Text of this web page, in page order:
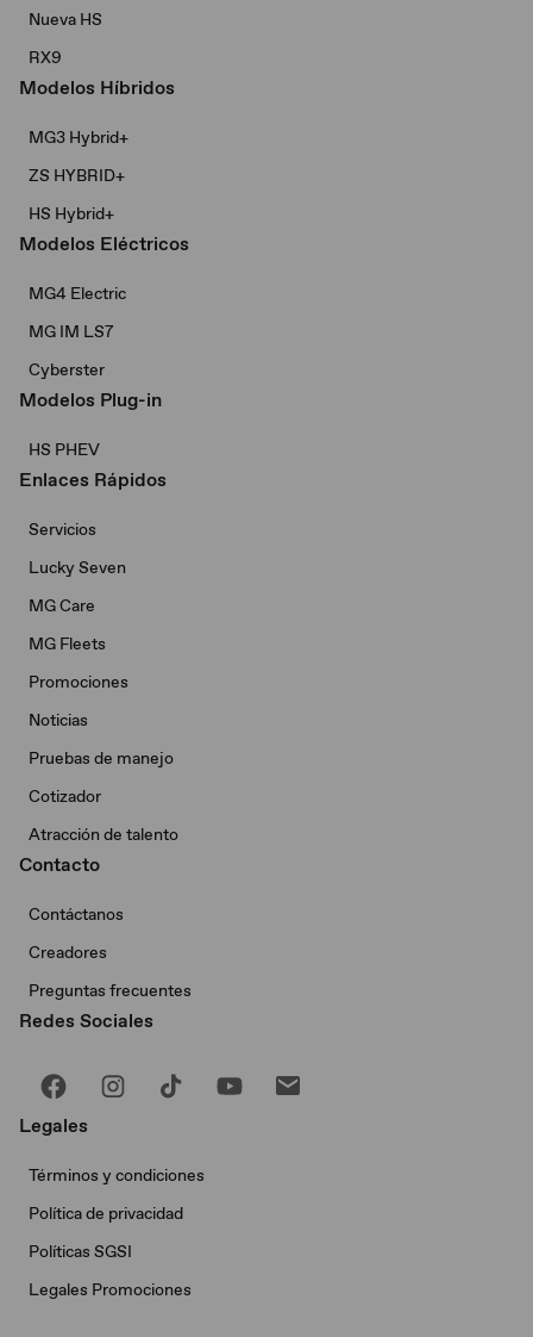
Nueva HS
RX9
Modelos Híbridos
MG3 Hybrid+​
ZS HYBRID+
HS Hybrid+
Modelos Eléctricos
MG4 Electric
MG IM LS7
Cyberster
Modelos Plug-in
HS PHEV
Enlaces Rápidos
Servicios
Lucky Seven
MG Care
MG Fleets
Promociones
Noticias
Pruebas de manejo
Cotizador
Atracción de talento
Contacto
Contáctanos
Creadores
Preguntas frecuentes
Redes Sociales
Legales
Términos y condiciones
Política de privacidad
Políticas SGSI
Legales Promociones